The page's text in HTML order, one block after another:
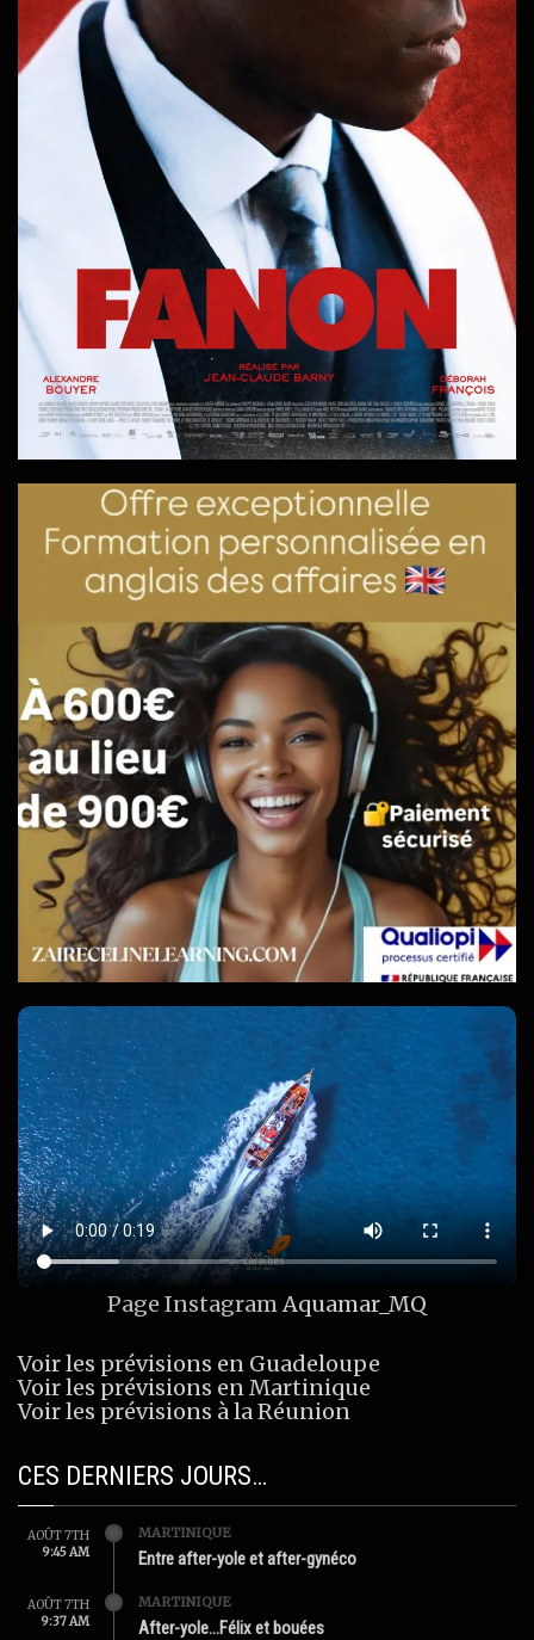
Page InstagramAquamar_MQ
Voir les prévisions en Guadeloupe
Voir les prévisions en Martinique
Voir les prévisions à la Réunion
CES DERNIERS JOURS…
AOÛT 7TH
9:45 AM
MARTINIQUE
Entre after-yole et after-gynéco
AOÛT 7TH
9:37 AM
MARTINIQUE
After-yole…Félix et bouées